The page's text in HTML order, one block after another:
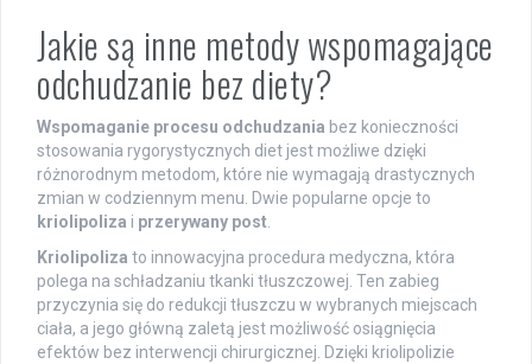
Jakie są inne metody wspomagające
odchudzanie bez diety?
Wspomaganie procesu odchudzania bez konieczności
stosowania rygorystycznych diet jest możliwe dzięki
różnorodnym metodom, które nie wymagają drastycznych
zmian w codziennym menu. Dwie popularne opcje to
kriolipoliza i przerywany post
Kriolipoliza to innowacyjna procedura medyczna, która
polega na schładzaniu tkanki tłuszczowej. Ten zabieg
przyczynia się do redukcji tłuszczu w wybranych miejscach
ciała, a jego główną zaletą jest możliwość osiągnięcia
efektów bez interwencji chirurgicznej. Dzięki kriolipolizie